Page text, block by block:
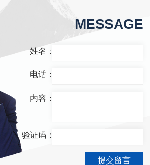
MESSAGE
姓名：
电话：
内容：
验证码：
提交留言